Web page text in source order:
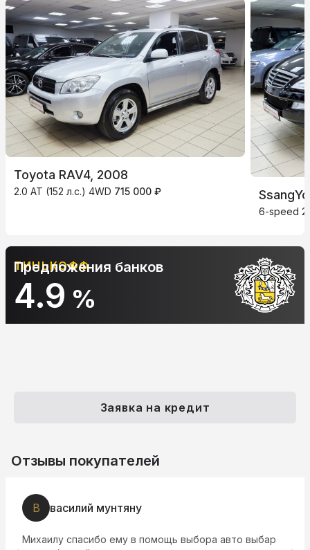
Toyota RAV4, 2008
2.0 AT (152 л.с.) 4WD 715 000 ₽
6-speed
%
АЛЬФА-
Предложения банков
Заявка на кредит
Отзывы покупателей
В василий мунтяну
Михаилу спасибо ему в помощь выбора авто выбар